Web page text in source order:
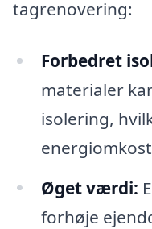
tagrenovering:
Forbedret
materialer
isolering,
Øget værdi:
forhøje